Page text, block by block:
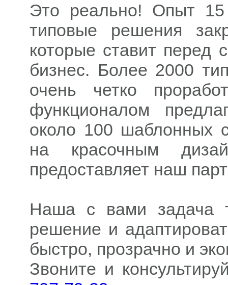
Это реально! Опыт
типовые решения
которые ставит перед
бизнес. Более 2000
очень четко
функционалом
около 100 шаблонных
на красочным
предоставляет наш
Наша с вами задача
решение и
быстро, прозрачно и
Звоните и